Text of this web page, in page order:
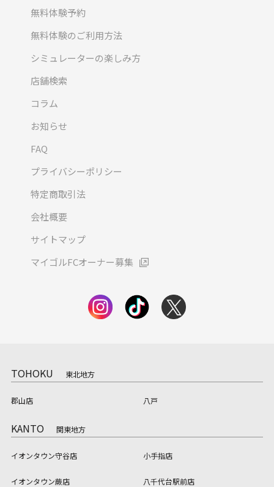
無料体験予約
無料体験のご利用方法
シミュレーターの楽しみ方
店舗検索
コラム
お知らせ
FAQ
プライバシーポリシー
特定商取引法
会社概要
サイトマップ
マイゴルFCオーナー募集
TOHOKU 東北地方
郡山店 八戸
KANTO 関東地方
イオンタウン守谷店 小手指店
イオンタウン蕨店 八千代台駅前店